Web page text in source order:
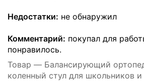
Недостатки: не обнаружил
Комментарий: покупал для
понравилось.
Товар — Балансирующий
коленный стул для школьников